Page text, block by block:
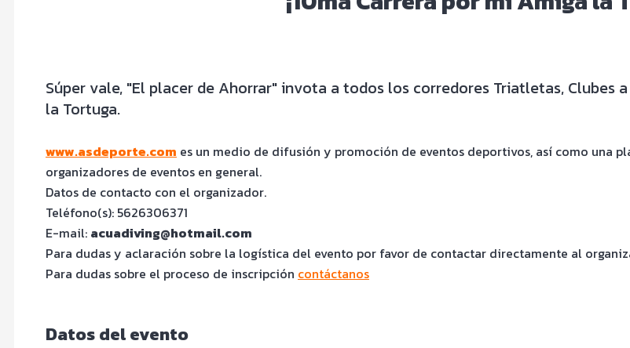
Súper vale, "El placer de Ahorrar" invota a todos los corredores Triatletas, Clubes
la Tortuga.
www.asdeporte.com es un medio de difusión y promoción de eventos deportivos, así como una
organizadores de eventos en general.
Datos de contacto con el organizador.
Teléfono(s): 5626306371
E-mail: acuadiving@hotmail.com
Para dudas y aclaración sobre la logística del evento por favor de contactar directamente al
Para dudas sobre el proceso de inscripción contáctanos
Datos del evento